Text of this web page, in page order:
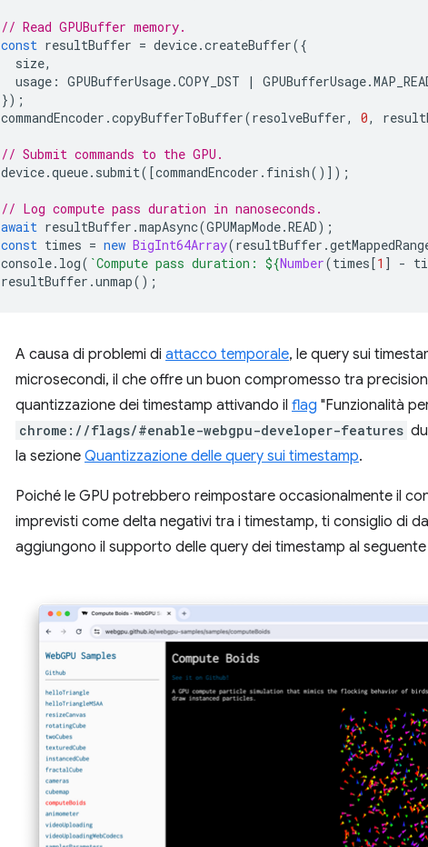
// Read GPUBuffer memory.
const resultBuffer = device.createBuffer({
size,
usage : GPUBufferUsage.COPY_DST | GPUBufferUsage.
});
commandEncoder .copyBufferToBuffer(resolveBuffer, 0,
// Submit commands to the GPU.
device.queue. submit([commandEncoder . finish()]);
// Log compute pass duration in nanoseconds.
await resultBuffer .mapAsync(GPUMapMode.READ);
const times = new BigInt64Array(resultBuffer .
console. log( `Compute pass duration: ${Number(times[1 ] -
resultBuffer .unmap();
A causa di problemi di attacco temporale, le query sui
microsecondi, il che offre un buon compromesso tra
quantizzazione dei timestamp attivando il flag "Funzionalità
chrome://flags/#enable-webgpu-developer-features
la sezione Quantizzazione delle query sui timestamp.
Poiché le GPU potrebbero reimpostare occasionalmente il
imprevisti come delta negativi tra i timestamp, ti consiglio di
aggiungono il supporto delle query dei timestamp al